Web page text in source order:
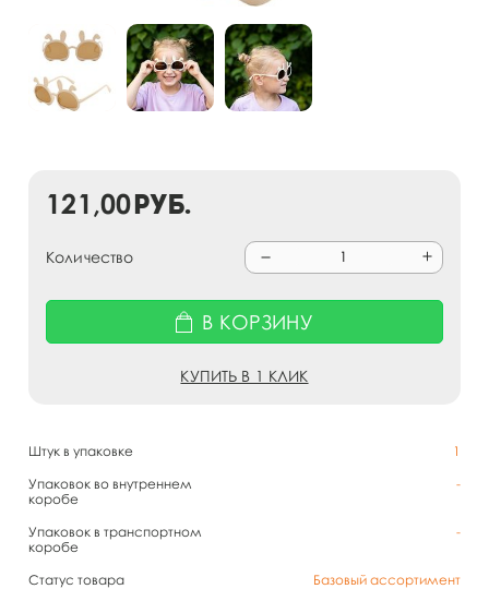
Штук в упаковке
1
Упаковок во внутреннем
коробе
-
Упаковок в транспортном
коробе
-
Статус товара
Базовый ассортимент
121,00руб.
Количество
В КОРЗИНУ
КУПИТЬ В 1 КЛИК